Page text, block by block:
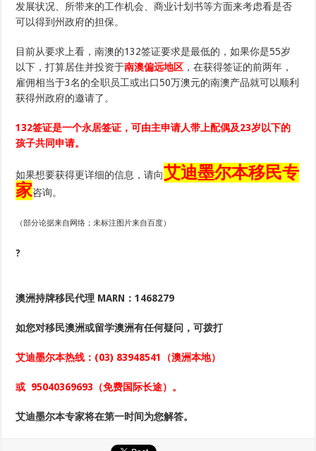
发展状况、所带来的工作机会、商业计划书等方面来考虑看是否
可以得到州政府的担保。
目前从要求上看，南澳的132签证要求是最低的，如果你是55岁
以下，打算居住并投资于南澳偏远地区 ，在获得签证的前两年，
雇佣相当于3名的全职员工或出口50万澳元的南澳产品就可以顺利
获得州政府的邀请了。
132签证是一个永居签证，可由主申请人带上配偶及23岁以下的
孩子共同申请。
如果想要获得更详细的信息，请向艾迪墨尔本移民专
家咨询。
（部分论据来自网络；未标注图片来自百度）
?
澳洲持牌移民代理 MARN：1468279
如您对移民澳洲或留学澳洲有任何疑问，可拨打
艾迪墨尔本热线： (03) 83948541 （澳洲本地）
或 95040369693 （免费国际长途）。
艾迪墨尔本专家将在第一时间为您解答。